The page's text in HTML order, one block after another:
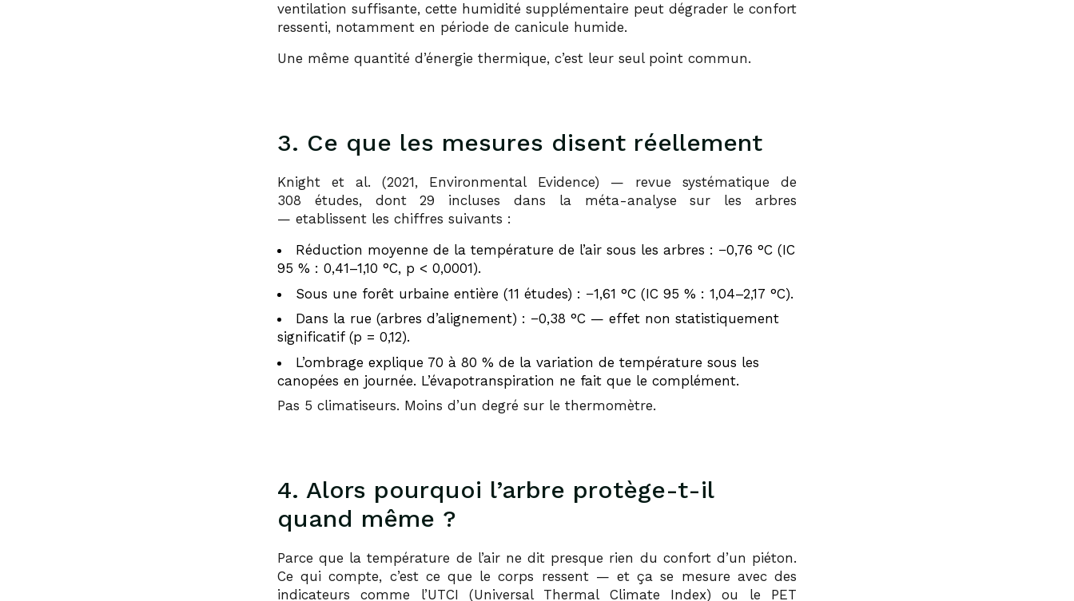
ventilation suffisante, cette humidité supplémentaire peut dégrader le confort
ressenti, notamment en période de canicule humide.
Une même quantité d’énergie thermique, c’est leur seul point commun.
3. Ce que les mesures disent réellement
Knight et al. (2021, Environmental Evidence) — revue systématique de
308 études, dont 29 incluses dans la méta-analyse sur les arbres
— etablissent les chiffres suivants :
Réduction moyenne de la température de l’air sous les arbres : −0,76 °C (IC
95 % : 0,41–1,10 °C, p < 0,0001).
Sous une forêt urbaine entière (11 études) : −1,61 °C (IC 95 % : 1,04–2,17 °C).
Dans la rue (arbres d’alignement) : −0,38 °C — effet non statistiquement
significatif (p = 0,12).
L’ombrage explique 70 à 80 % de la variation de température sous les
canopées en journée. L’évapotranspiration ne fait que le complément.
Pas 5 climatiseurs. Moins d’un degré sur le thermomètre.
4. Alors pourquoi l’arbre protège-t-il
quand même ?
Parce que la température de l’air ne dit presque rien du confort d’un piéton.
Ce qui compte, c’est ce que le corps ressent — et ça se mesure avec des
indicateurs comme l’UTCI (Universal Thermal Climate Index) ou le PET